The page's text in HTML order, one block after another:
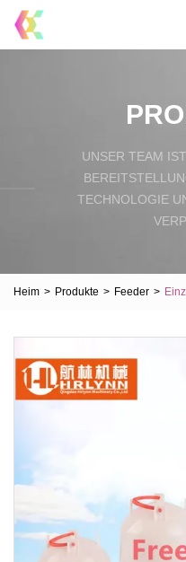
UNSER TEAM
TECHNOLOGIE
Heim > Produkte > Feeder >